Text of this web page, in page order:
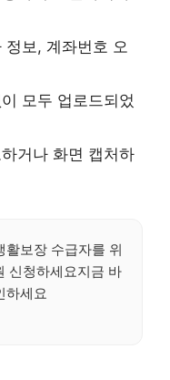
정보, 계좌번호 오
모두 업로드되었
거나 화면 캡처하
활보장 수급자를 위
신청하세요지금 바
하세요